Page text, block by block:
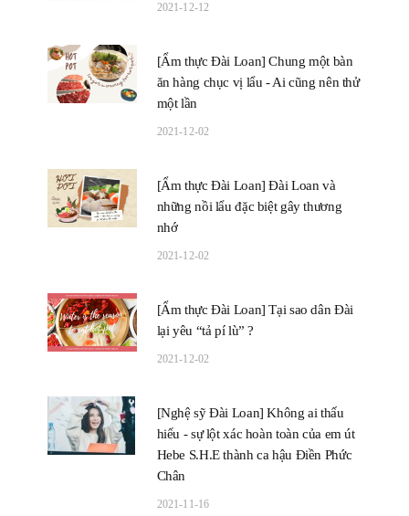
2021-12-12
[Ẩm thực Đài Loan] Chung một bàn
ăn hàng chục vị lẩu - Ai cũng nên thử
một lần
2021-12-02
[Ẩm thực Đài Loan] Đài Loan và
những nồi lẩu đặc biệt gây thương
nhớ
2021-12-02
[Ẩm thực Đài Loan] Tại sao dân Đài
lại yêu “tả pí lù” ?
2021-12-02
[Nghệ sỹ Đài Loan] Không ai thấu
hiểu - sự lột xác hoàn toàn của em út
Hebe S.H.E thành ca hậu Điền Phức
Chân
2021-11-16